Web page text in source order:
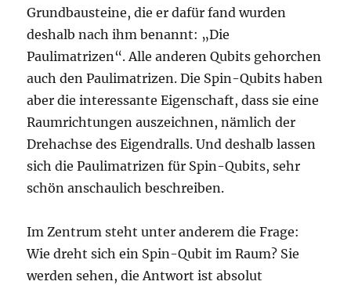
Grundbausteine, die er dafür fand wurden
deshalb nach ihm benannt: „Die
Paulimatrizen“. Alle anderen Qubits gehorchen
auch den Paulimatrizen. Die Spin-Qubits haben
aber die interessante Eigenschaft, dass sie eine
Raumrichtungen auszeichnen, nämlich der
Drehachse des Eigendralls. Und deshalb lassen
sich die Paulimatrizen für Spin-Qubits, sehr
schön anschaulich beschreiben.
Im Zentrum steht unter anderem die Frage:
Wie dreht sich ein Spin-Qubit im Raum? Sie
werden sehen, die Antwort ist absolut